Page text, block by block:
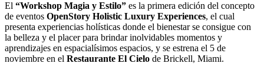
El “Workshop Magia y Estilo” es la primera edición del concepto
de eventos OpenStory Holistic Luxury Experiences, el cual
presenta experiencias holísticas donde el bienestar se consigue con
la belleza y el placer para brindar inolvidables momentos y
aprendizajes en espacialísimos espacios, y se estrena el 5 de
noviembre en el Restaurante El Cielo de Brickell, Miami.